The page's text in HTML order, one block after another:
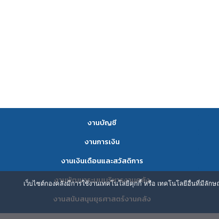
งานบัญชี
งานการเงิน
งานเงินเดือนและสวัสดิการ
งานพัฒนาระบบบริหารงานคลัง
งานสนับสนุนยุธศาสตร์งานคลัง
เว็บไซต์กองคลังมีการใช้งานเทคโนโลยีคุกกี้ หรือ เทคโนโลยีอื่นที่มีลัก